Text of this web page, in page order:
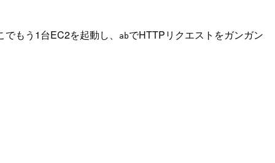
もう1台EC2を起動し、 abでHTTPリクエストをガンガン